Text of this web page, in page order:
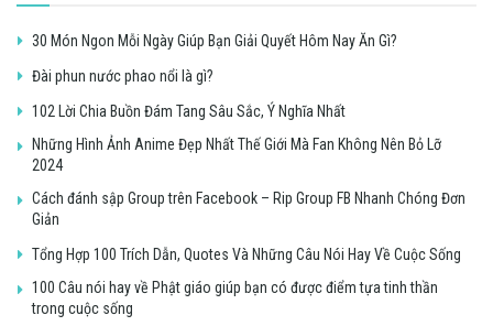
30 Món Ngon Mỗi Ngày Giúp Bạn Giải Quyết Hôm Nay Ăn Gì?
Đài phun nước phao nổi là gì?
102 Lời Chia Buồn Đám Tang Sâu Sắc, Ý Nghĩa Nhất
Những Hình Ảnh Anime Đẹp Nhất Thế Giới Mà Fan Không Nên Bỏ Lỡ
2024
Cách đánh sập Group trên Facebook – Rip Group FB Nhanh Chóng Đơn
Giản
Tổng Hợp 100 Trích Dẫn, Quotes Và Những Câu Nói Hay Về Cuộc Sống
100 Câu nói hay về Phật giáo giúp bạn có được điểm tựa tinh thần
trong cuộc sống